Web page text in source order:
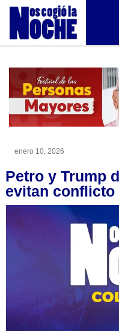
enero 10, 2026
Petro y Trump
evitan